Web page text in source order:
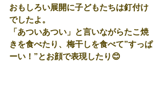
おもしろい展開に子どもたちは釘付け
でしたよ。
「あついあつい」と言いながらたこ焼
きを食べたり、梅干しを食べて”すっぱ
ーい！”とお顔で表現したり😊